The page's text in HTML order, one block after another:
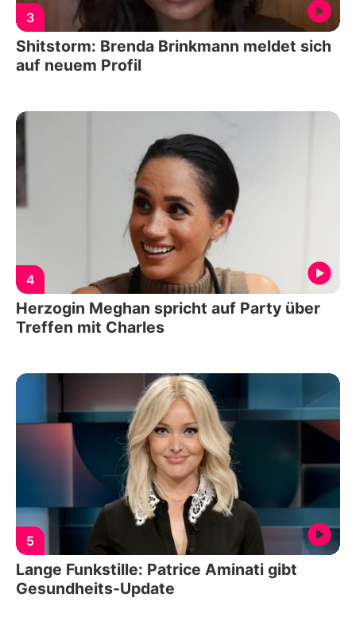
3
Shitstorm: Brenda Brinkmann meldet sich
auf neuem Profil
4
Herzogin Meghan spricht auf Party über
Treffen mit Charles
5
Lange Funkstille: Patrice Aminati gibt
Gesundheits-Update